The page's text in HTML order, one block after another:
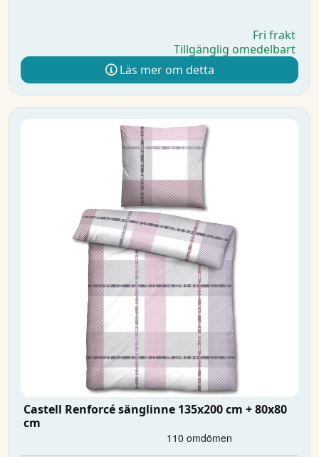
Fri frakt
Tillgänglig omedelbart
Läs mer om detta
Castell Renforcé sänglinne 135x200 cm + 80x80
cm